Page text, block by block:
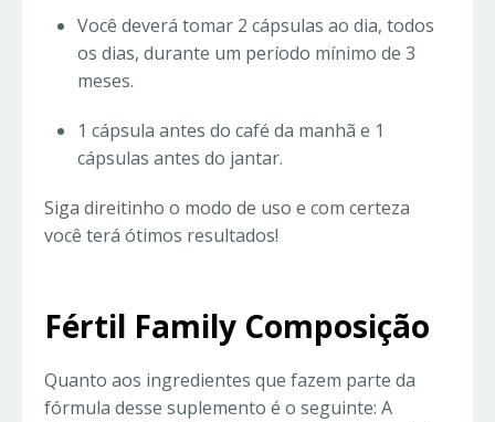
Você deverá tomar 2 cápsulas ao dia, todos
os dias, durante um período mínimo de 3
meses.
1 cápsula antes do café da manhã e 1
cápsulas antes do jantar.
Siga direitinho o modo de uso e com certeza
você terá ótimos resultados!
Fértil Family Composição
Quanto aos ingredientes que fazem parte da
fórmula desse suplemento é o seguinte: A